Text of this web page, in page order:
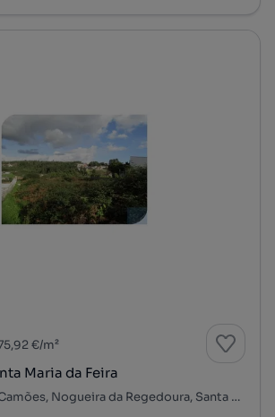
€/m²
Maria da Feira
Avenida Luís de Camões, Nogueira da Regedoura, Santa Maria da Feira, Aveiro